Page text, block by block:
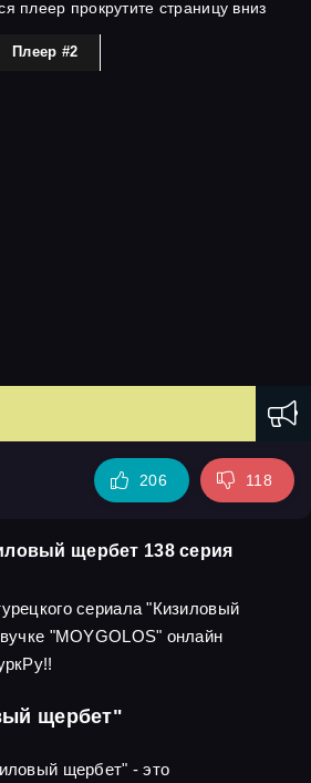
плеер прокрутите страницу вниз
Плеер #2
206 118
щербет 138 серия
сериала "Кизиловый
"MOYGOLOS" онлайн
щербет"
щербет" - это